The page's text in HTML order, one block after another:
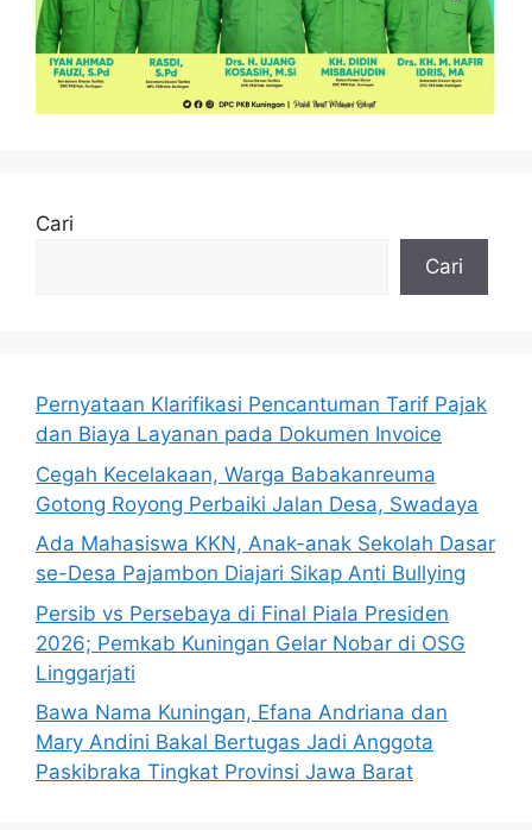
Cari
Cari
Pernyataan Klarifikasi Pencantuman Tarif Pajak
dan Biaya Layanan pada Dokumen Invoice
Cegah Kecelakaan, Warga Babakanreuma
Gotong Royong Perbaiki Jalan Desa, Swadaya
Ada Mahasiswa KKN, Anak-anak Sekolah Dasar
se-Desa Pajambon Diajari Sikap Anti Bullying
Persib vs Persebaya di Final Piala Presiden
2026; Pemkab Kuningan Gelar Nobar di OSG
Linggarjati
Bawa Nama Kuningan, Efana Andriana dan
Mary Andini Bakal Bertugas Jadi Anggota
Paskibraka Tingkat Provinsi Jawa Barat